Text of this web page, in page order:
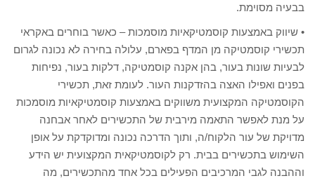
בבעיה מסוימת.
• שיווק באמצעות קוסמטיקאיות מוסמכות – כאשר בוחרים באקראי
תכשירי קוסמטיקה מן המדף בפארם, עלולה בחירה לא נכונה לגרום
לבעיות שונות בעור, בהן אקנה קוסמטיקה, דלקות בעור, נפיחות
בפנים ואפילו האצה בהזדקנות העור. לעומת זאת, תכשירי
הקוסמטיקה המקצועית משווקים באמצעות קוסמטיקאיות מוסמכות
על מנת לאפשר התאמה מירבית של התכשירים לאחר אבחנה
מדויקת של עור הלקוח/ה, ותוך הדרכה נכונה ומדוקדקת על אופן
השימוש בתכשירים בבית. רק לקוסמטיקאית המקצועית יש הידע
וההבנה לגבי המרכיבים הפעילים בכל אחד מהתכשירים, מה